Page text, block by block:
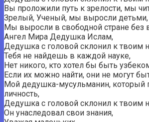
Вы проложили путь к зрелости, мы
Зрелый, Ученый, мы выросли детьми,
Мы выросли в свободной стране без
Ангел Мира Дедушка Ислам,
Дедушка с головой склонил к твоим
Тебя не найдешь в каждой науке,
Нет никого, кто хотел бы быть
Если их можно найти, они не могут
Мой дедушка-мусульманин, который
личность,
Дедушка с головой склонил к твоим
Он унаследовал свои знания,